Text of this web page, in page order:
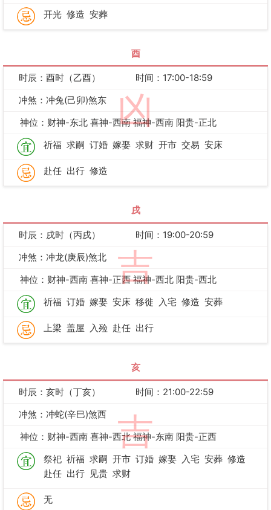
开光 修造 安葬
酉
凶
时辰：酉时（乙酉）
时间：17:00-18:59
冲煞：冲兔(己卯)煞东
神位：财神-东北 喜神-西南 福神-西南 阳贵-正北
祈福 求嗣 订婚 嫁娶 求财 开市 交易 安床
赴任 出行 修造
戌
吉
时辰：戌时（丙戌）
时间：19:00-20:59
冲煞：冲龙(庚辰)煞北
神位：财神-西南 喜神-正西 福神-西北 阳贵-西北
祈福 订婚 嫁娶 安床 移徙 入宅 修造 安葬
上梁 盖屋 入殓 赴任 出行
亥
吉
时辰：亥时（丁亥）
时间：21:00-22:59
冲煞：冲蛇(辛巳)煞西
神位：财神-西南 喜神-西北 福神-东南 阳贵-正西
祭祀 祈福 求嗣 开市 订婚 嫁娶 入宅 安葬 修造
赴任 出行 见贵 求财
无